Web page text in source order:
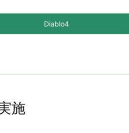
Diablo4
施